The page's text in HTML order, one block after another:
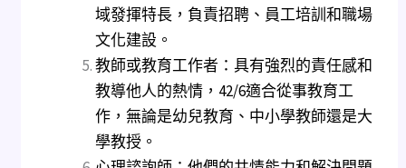
域發揮特長，負責招聘、員工培訓和職場
文化建設。
教師或教育工作者：具有強烈的責任感和
教導他人的熱情，42/6適合從事教育工
作，無論是幼兒教育、中小學教師還是大
學教授。